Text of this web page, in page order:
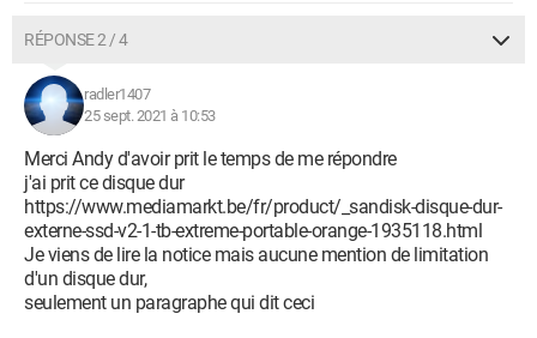
RÉPONSE 2 / 4
radler1407
25 sept. 2021 à 10:53
Merci Andy d'avoir prit le temps de me répondre
j'ai prit ce disque dur
https://www.mediamarkt.be/fr/product/_sandisk-disque-dur-
externe-ssd-v2-1-tb-extreme-portable-orange-1935118.html
Je viens de lire la notice mais aucune mention de limitation
d'un disque dur,
seulement un paragraphe qui dit ceci